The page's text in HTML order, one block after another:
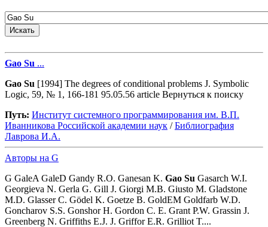
Gao Su ...
Gao Su [1994] The degrees of conditional problems J. Symbolic
Logic, 59, № 1, 166-181 95.05.56 article Вернуться к поиску
Путь: Институт системного программирования им. В.П.
Иванникова Роcсийской академии наук /Библиография
Лаврова И.А.
Авторы на G
G GaleA GaleD Gandy R.O. Ganesan K. Gao Su Gasarch W.I.
Georgieva N. Gerla G. Gill J. Giorgi M.B. Giusto M. Gladstone
M.D. Glasser C. Gödel K. Goetze B. GoldEM Goldfarb W.D.
Goncharov S.S. Gonshor H. Gordon C. E. Grant P.W. Grassin J.
Greenberg N. Griffiths E.J. J. Griffor E.R. Grilliot T....